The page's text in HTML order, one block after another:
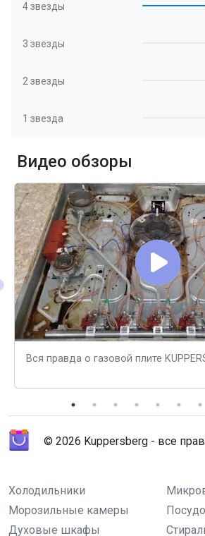
4 звезды
3 звезды
2 звезды
1 звезда
Видео обзоры
Вся правда о газовой плите
© 2026 Kuppersberg - все
Холодильники
Морозильные камеры
Духовые шкафы